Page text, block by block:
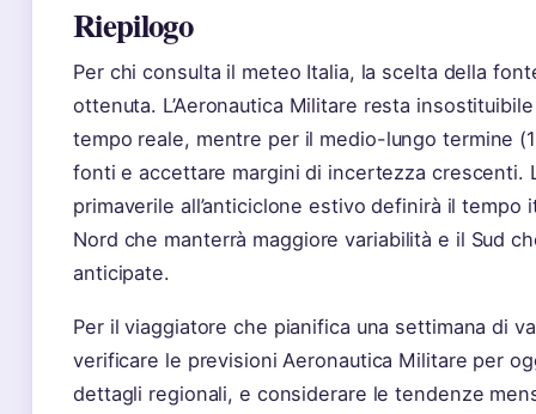
Riepilogo
Per chi consulta il meteo Italia, la scelta della
ottenuta. L’Aeronautica Militare resta
tempo reale, mentre per il medio-lungo termine
fonti e accettare margini di incertezza crescenti.
primaverile all’anticiclone estivo definirà il
Nord che manterrà maggiore variabilità e il Sud
anticipate.
Per il viaggiatore che pianifica una settimana di
verificare le previsioni Aeronautica Militare per
dettagli regionali, e considerare le tendenze